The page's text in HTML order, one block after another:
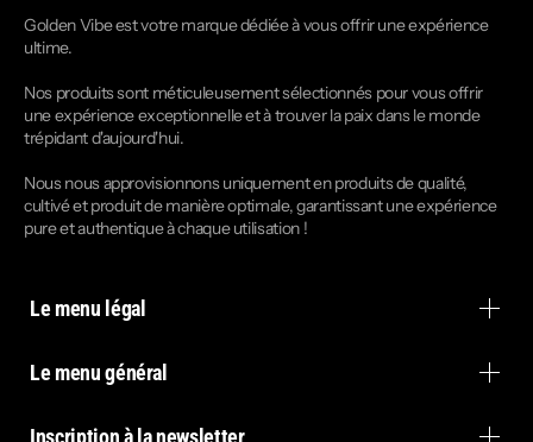
Golden Vibe est votre marque dédiée à vous offrir une expérience
ultime.
Nos produits sont méticuleusement sélectionnés pour vous offrir
une expérience exceptionnelle et à trouver la paix dans le monde
trépidant d'aujourd'hui.
Nous nous approvisionnons uniquement en produits de qualité,
cultivé et produit de manière optimale, garantissant une expérience
pure et authentique à chaque utilisation !
Le menu légal
Le menu général
Inscription à la newsletter